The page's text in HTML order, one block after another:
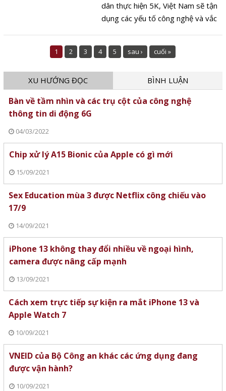
dân thực hiện 5K, Việt Nam sẽ tận
dụng các yếu tố công nghệ và vắc
được Thủ tướng Phạm Minh Chính
thông qua trong cuộc họp trực
với 63 tỉnh, thành phố ngày 29/5.
1 2 3 4 5 sau › cuối »
XU HƯỚNG ĐỌC BÌNH LUẬN
Bàn về tầm nhìn và các trụ cột của công nghệ
thông tin di động 6G
04/03/2022
Chip xử lý A15 Bionic của Apple có gì mới
15/09/2021
Sex Education mùa 3 được Netflix công chiếu vào
17/9
14/09/2021
iPhone 13 không thay đổi nhiều về ngoại hình,
camera được nâng cấp mạnh
13/09/2021
Cách xem trực tiếp sự kiện ra mắt iPhone 13 và
Apple Watch 7
10/09/2021
VNEID của Bộ Công an khác các ứng dụng đang
được vận hành?
10/09/2021